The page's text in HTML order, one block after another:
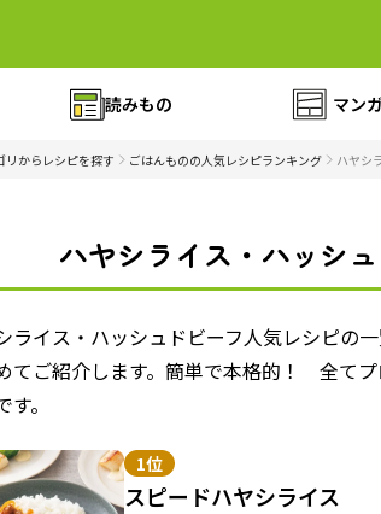
読みもの マンガ
リからレシピを探す ごはんものの人気レシピランキング ハヤシ
ハヤシライス・ハッシ
ライス・ハッシュドビーフ人気レシピの
てご紹介します。簡単で本格的！ 全て
。
1位
スピードハヤシライス